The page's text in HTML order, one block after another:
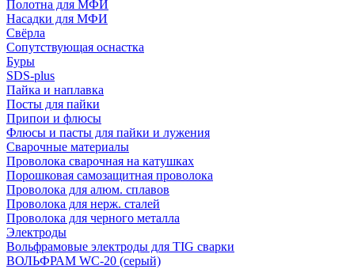
Полотна для МФИ
Насадки для МФИ
Свёрла
Сопутствующая оснастка
Буры
SDS-plus
Пайка и наплавка
Посты для пайки
Припои и флюсы
Флюсы и пасты для пайки и лужения
Сварочные материалы
Проволока сварочная на катушках
Порошковая самозащитная проволока
Проволока для алюм. сплавов
Проволока для нерж. сталей
Проволока для черного металла
Электроды
Вольфрамовые электроды для TIG сварки
ВОЛЬФРАМ WC-20 (серый)